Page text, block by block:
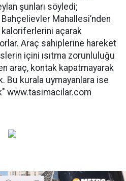
şunları söyledi;
Mahallesi’nden
kaloriferlerini açarak
Araç sahiplerine hareket
içini ısıtma zorunluluğu
araç, kontak kapatmayarak
Bu kurala uymayanlara ise
www.tasimacilar.com